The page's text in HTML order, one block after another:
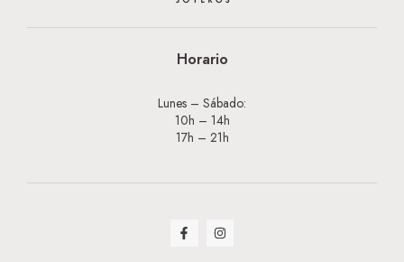
Horario
Lunes – Sábado:
10h – 14h
17h – 21h